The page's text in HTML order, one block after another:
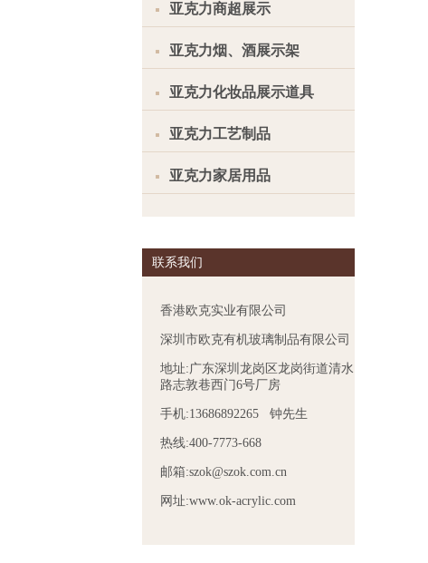
亚克力商超展示
亚克力烟、酒展示架
亚克力化妆品展示道具
亚克力工艺制品
亚克力家居用品
联系我们
香港欧克实业有限公司
深圳市欧克有机玻璃制品有限公司
地址:广东深圳龙岗区龙岗街道清水
路志敦巷西门6号厂房
手机:13686892265 钟先生
热线:400-7773-668
邮箱:szok@szok.com.cn
网址:www.ok-acrylic.com